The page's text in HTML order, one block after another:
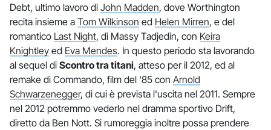
Debt, ultimo lavoro di John Madden, dove Worthington
recita insieme a Tom Wilkinson ed Helen Mirren, e del
romantico Last Night, di Massy Tadjedin, con Keira
Knightley ed Eva Mendes. In questo periodo sta lavorando
al sequel di Scontro tra titani, atteso per il 2012, ed al
remake di Commando, film del '85 con Arnold
Schwarzenegger, di cui è prevista l'uscita nel 2011. Sempre
nel 2012 potremmo vederlo nel dramma sportivo Drift,
diretto da Ben Nott. Si rumoreggia inoltre possa prendere